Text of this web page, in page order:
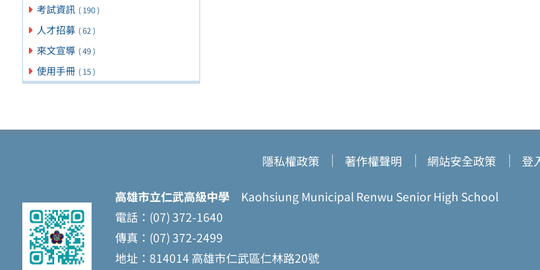
考試資訊 ( 190 )
人才招募 ( 62 )
來文宣導 ( 49 )
使用手冊 ( 15 )
隱私權政策 著作權聲明 網站安全政策 登
高雄市立仁武高級中學 Kaohsiung Municipal Renwu Senior High School
電話：(07) 372-1640
傳真：(07) 372-2499
地址：814014 高雄市仁武區仁林路20號